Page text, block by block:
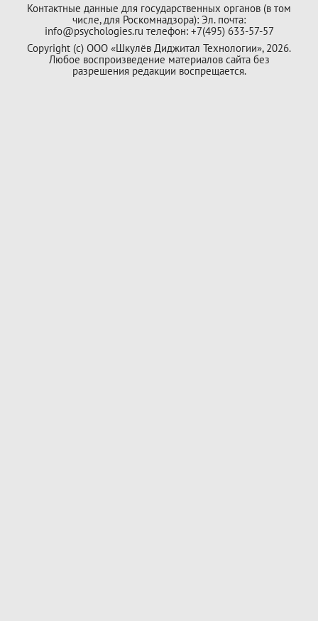
Контактные данные для государственных органов (в том
числе, для Роскомнадзора): Эл. почта:
info@psychologies.ru телефон: +7(495) 633-57-57
Copyright (с) ООО «Шкулёв Диджитал Технологии», 2026.
Любое воспроизведение материалов сайта без
разрешения редакции воспрещается.